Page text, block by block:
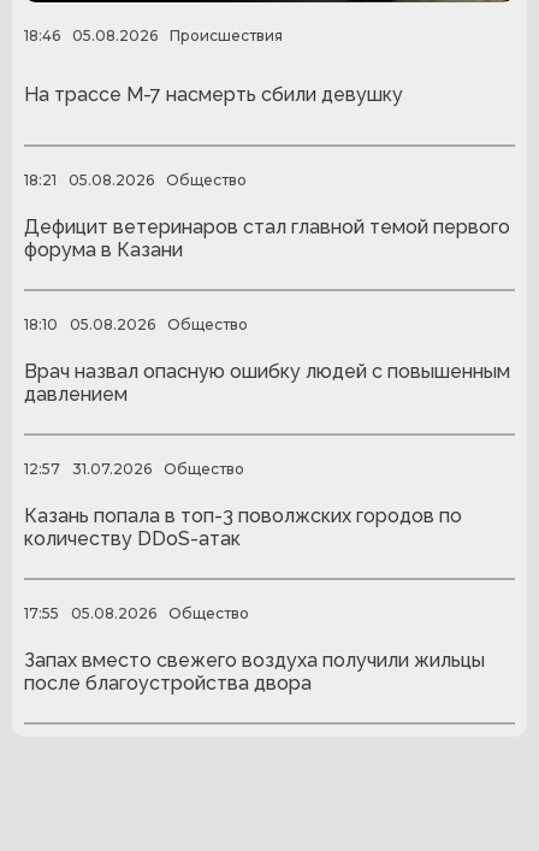
18:46 05.08.2026 Происшествия
На трассе М-7 насмерть сбили девушку
18:21 05.08.2026 Общество
Дефицит ветеринаров стал главной темой первого
форума в Казани
18:10 05.08.2026 Общество
Врач назвал опасную ошибку людей с повышенным
давлением
12:57 31.07.2026 Общество
Казань попала в топ-3 поволжских городов по
количеству DDoS-атак
17:55 05.08.2026 Общество
Запах вместо свежего воздуха получили жильцы
после благоустройства двора